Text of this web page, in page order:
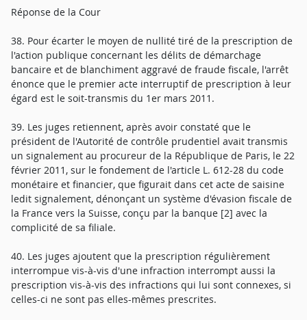
Réponse de la Cour
38. Pour écarter le moyen de nullité tiré de la prescription de
l'action publique concernant les délits de démarchage
bancaire et de blanchiment aggravé de fraude fiscale, l'arrêt
énonce que le premier acte interruptif de prescription à leur
égard est le soit-transmis du 1er mars 2011.
39. Les juges retiennent, après avoir constaté que le
président de l'Autorité de contrôle prudentiel avait transmis
un signalement au procureur de la République de Paris, le 22
février 2011, sur le fondement de l'article L. 612-28 du code
monétaire et financier, que figurait dans cet acte de saisine
ledit signalement, dénonçant un système d'évasion fiscale de
la France vers la Suisse, conçu par la banque [2] avec la
complicité de sa filiale.
40. Les juges ajoutent que la prescription régulièrement
interrompue vis-à-vis d'une infraction interrompt aussi la
prescription vis-à-vis des infractions qui lui sont connexes, si
celles-ci ne sont pas elles-mêmes prescrites.